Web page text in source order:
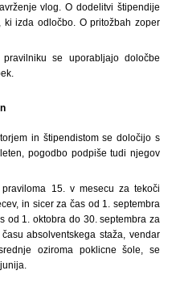
vlog. O dodelitvi štipendije
izda odločbo. O pritožbah zoper
se uporabljajo določbe
in štipendistom se določijo s
pogodbo podpiše tudi njegov
15. v mesecu za tekoči
in sicer za čas od 1. septembra
od 1. oktobra do 30. septembra za
absolventskega staža, vendar
oziroma poklicne šole, se